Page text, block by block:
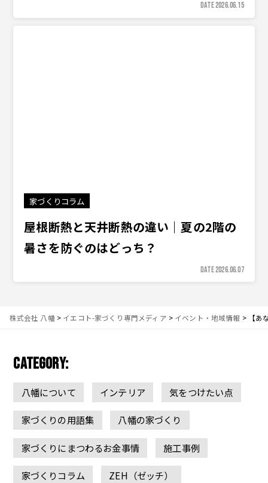
DATE 2026.06.15
家づくりコラム
屋根断熱と天井断熱の違い｜夏の2階の
暑さを防ぐのはどっち？
DATE 2026.06.07
株式会社 八幡> イエコト-家づくり専門メディア > イベント・地域情報 > 【
CATEGORY:
八幡について インテリア 気をつけたい点
家づくりの用語集 八幡の家づくり
家づくりにまつわるお金事情 施工事例
家づくりコラム ZEH（ゼッチ）